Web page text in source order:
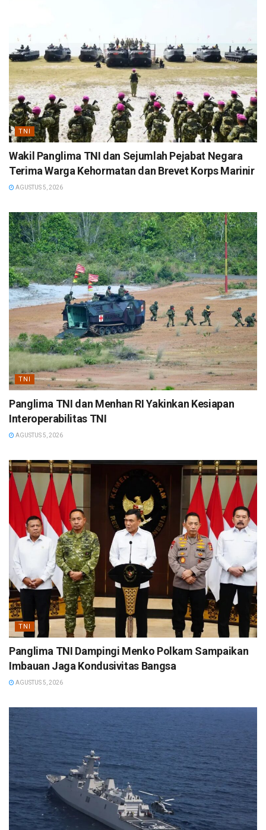
TNI
Wakil Panglima TNI dan Sejumlah Pejabat Negara
Terima Warga Kehormatan dan Brevet Korps Marinir
AGUSTUS 5, 2026
TNI
Panglima TNI dan Menhan RI Yakinkan Kesiapan
Interoperabilitas TNI
AGUSTUS 5, 2026
TNI
Panglima TNI Dampingi Menko Polkam Sampaikan
Imbauan Jaga Kondusivitas Bangsa
AGUSTUS 5, 2026